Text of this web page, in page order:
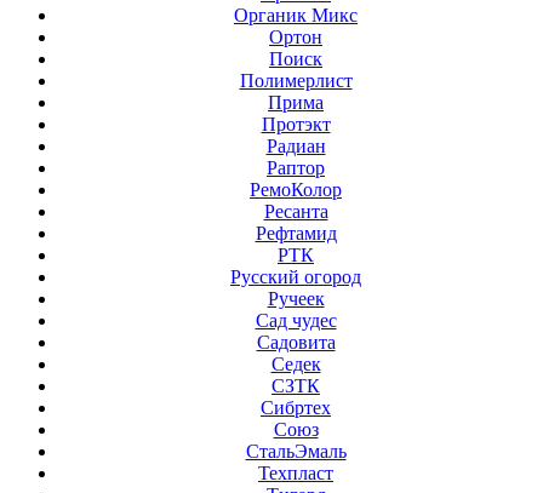
Органик Микс
Ортон
Поиск
Полимерлист
Прима
Протэкт
Радиан
Раптор
РемоКолор
Ресанта
Рефтамид
РТК
Русский огород
Ручеек
Сад чудес
Садовита
Седек
СЗТК
Сибртех
Союз
СтальЭмаль
Техпласт